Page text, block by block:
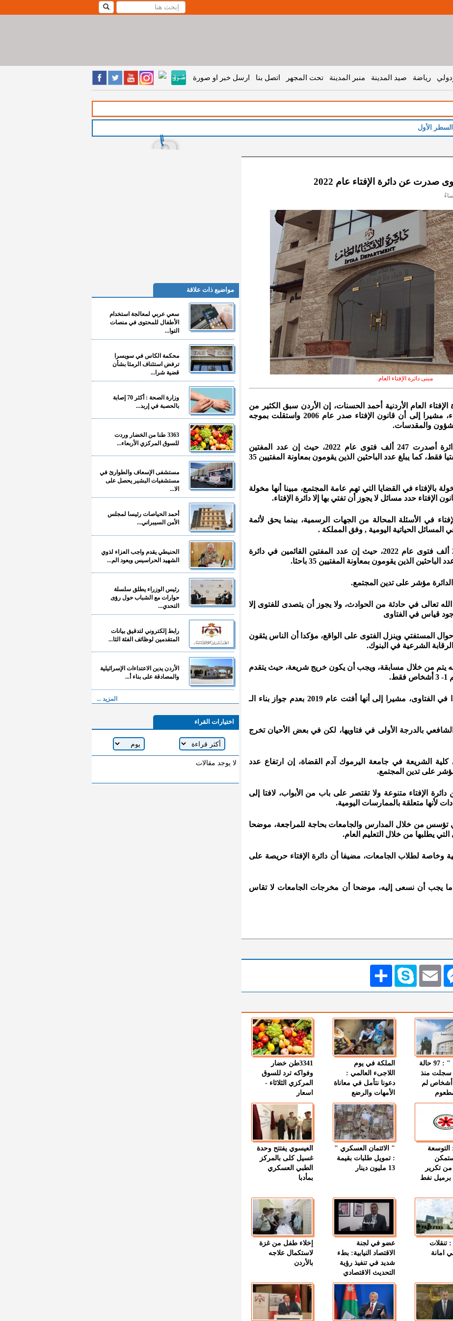
رياضة صيد المدينة منبر المدينة تحت المجهر اتصل بنا ارسل خبر او صورة
مبنى دائرة الإفتاء العام.
الإفتاء العام الأردنية أحمد الحسنات، إن الأردن سبق الكثير من
دول العالم حين وضع قانونا للإفتاء، مشيرا إلى أن قانون الإفتاء صدر عام 2006 واستقلت بموجه
والمقدسات.
وأضاف الحسنات، الثلاثاء، أن الدائرة أصدرت 247 ألف فتوى عام 2022، حيث إن عدد المفتين
القائمين في دائرة الإفتاء هم 46 مفتيا فقط، كما يبلغ عدد الباحثين الذين يقومون بمعاونة المفتيين 35
بالإفتاء في القضايا التي تهم عامة المجتمع، مبينا أنها مخولة
الإفتاء حدد مسائل لا يجوز أن تفتي بها إلا دائرة الإفتاء.
في الأسئلة المحالة من الجهات الرسمية، بينما يحق لأئمة
المسائل الحياتية اليومية , وفق المملكة .
ولفت إلى أن الدائرة أصدرت 247 ألف فتوى عام 2022، حيث إن عدد المفتين القائمين في دائرة
مؤشر على تدين المجتمع.
تعالى في حادثة من الحوادث، ولا يجوز أن يتصدى للفتوى إلا
قياس في الفتاوى
المستفتي وينزل الفتوى على الواقع، مؤكدا أن الناس يثقون
الشرعية في البنوك.
يتم من خلال مسابقة، ويجب أن يكون خريج شريعة، حيث يتقدم
وأكد أن دائرة الإفتاء لا تجامل أحدا في الفتاوى، مشيرا إلى أنها أفتت عام 2019 بعدم جواز بناء الـ
بالدرجة الأولى في فتاويها، لكن في بعض الأحيان تخرج
الشريعة في جامعة اليرموك آدم القضاة، إن ارتفاع عدد
مؤشر على تدين المجتمع.
الإفتاء متنوعة ولا تقتصر على باب من الأبواب، لافتا إلى
لأنها متعلقة بالممارسات اليومية.
تؤسس من خلال المدارس والجامعات بحاجة للمراجعة، موضحا
يطلبها من خلال التعليم العام.
وخاصة لطلاب الجامعات، مضيفا أن دائرة الإفتاء حريصة على
ما يجب أن نسعى إليه، موضحا أن مخرجات الجامعات لا تقاس
انشر Skype Email
" الصحة " : 97 حالة
سجلت منذ
أشخاص لم
الملكة في يوم
اللاجىء العالمي :
دعونا نتأمل في معاناة
الأمهات والرضع
3341طن خضار
وفواكه ترد للسوق
المركزي الثلاثاء -
اسعار
التوسعة
ستمكن
من تكرير
برميل نفط
" الائتمان العسكري "
: تمويل طلبات بقيمة
13 مليون دينار
العيسوي يفتتح وحدة
غسيل كلى بالمركز
الطبي العسكري
بمأدبا
: تنقلات
امانة
عضو في لجنة
الاقتصاد النيابية: بطء
شديد في تنفيذ رؤية
التحديث الاقتصادي
إخلاء طفل من غزة
لاستكمال علاجه
بالأردن
مواضيع ذات علاقة
سعي عربي لمعالجة استخدام
الأطفال للمحتوى في منصات
التوا...
محكمة الكاس في سويسرا
ترفض استئناف الرمثا بشأن
قضية شرا...
وزارة الصحة : أكثر 70 إصابة
بالحصبة في إربد...
3363 طنا من الخضار وردت
للسوق المركزي الأربعاء...
مستشفى الإسعاف والطوارئ في
مستشفيات البشير يحصل على
الا...
أحمد الحياصات رئيسا لمجلس
الأمن السيبراني...
الحنيطي يقدم واجب العزاء لذوي
الشهيد الحراسيس ويعود الم...
رئيس الوزراء يطلق سلسلة
حوارات مع الشباب حول رؤى
التحدي...
رابط إلكتروني لتدقيق بيانات
المتقدمين لوظائف الفئة الثا...
الأردن يدين الاعتداءات الإسرائيلية
والمصادقة على بناء أ...
المزيد ...
اختيارات القراء
لا يوجد مقالات